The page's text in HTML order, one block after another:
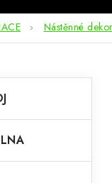
Nástěnné